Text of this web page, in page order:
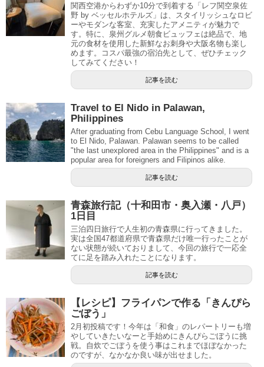
関西空港からわずか10分で到着する「レフ関空泉佐
野 by ベッセルホテルズ」は、スタイリッシュなロビ
ーやモダンな客室、充実したアメニティが魅力で
す。特に、泉州グルメ朝食ビュッフェは絶品で、地
元の食材を使用した新鮮なお刺身や大阪名物も楽し
めます。コスパ最強の宿泊先として、ぜひチェック
してみてください！
記事を読む
Travel to El Nido in Palawan,
Philippines
After graduating from Cebu Language School, I went
to El Nido, Palawan. Palawan seems to be called
"the last unexplored area in the Philippines" and is a
popular area for foreigners and Filipinos alike.
記事を読む
青森旅行記（十和田市・奥入瀬・八戸）
1日目
三泊四日旅行で人生初の青森県に行ってきました。
実は全国47都道府県で青森県だけ唯一行ったことが
ない状態が続いておりまして、今回の旅行で一応全
てに足を踏み入れたことになります。
記事を読む
【レシピ】フライパンで作る「きんぴら
ごぼう」
2月初投稿です！今年は「和食」のレパートリーも増
やしていきたいなーと手始めにきんぴらごぼうに挑
戦。自炊でごぼうを使う事はこれまでほぼなかった
のですが、なかなか良い味が出せました。